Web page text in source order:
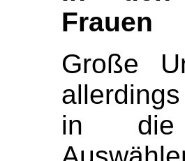
Frauen
Große
in die